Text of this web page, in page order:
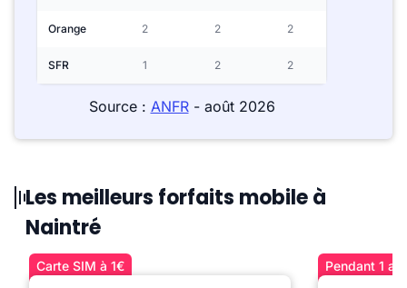
Orange 2 2 2
SFR 1 2 2
Source : ANFR- août 2026
Les meilleurs forfaits mobile à
Naintré
Carte SIM à 1€ Pendant 1